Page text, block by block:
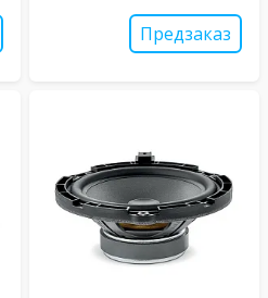
Предзаказ